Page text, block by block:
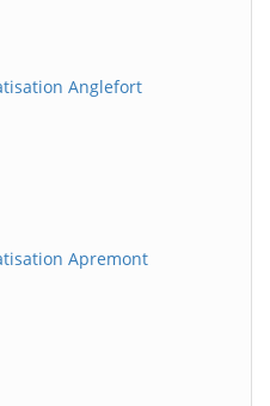
Anglefort
Apremont